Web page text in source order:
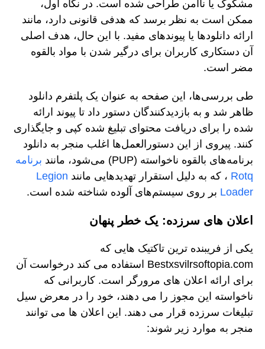
مشکوک یا ناامن طراحی شده است. در نگاه اول،
ممکن است به نظر برسد که هدفی قانونی دارد، مانند
ارائه دانلودها یا پیوندهای مفید. با این حال، هدف اصلی
آن دستکاری کاربران برای درگیر شدن با مواد بالقوه
مضر است.
طی بررسی‌ها، این صفحه به عنوان یک پلتفرم دانلود
ظاهر شد و به بازدیدکنندگان دستور داد تا پیوند ارائه
شده را برای دریافت محتوای تبلیغ شده کپی و جایگذاری
کنند. پیروی از این دستورالعمل‌ها اغلب منجر به دانلود
برنامه‌های بالقوه ناخواسته (PUP) می‌شود، مانند
برنامه
Rotq ، که به دلیل استقرار تهدیدهایی مانند Legion
Loader بر روی سیستم‌های آلوده شناخته شده است.
اعلان های سرزده: یک خطر پنهان
یکی از فریبنده ترین تاکتیک هایی که
Bestxsvilrsoftopia.com استفاده می کند درخواست آن
برای ارائه اعلان های مرورگر است. کاربرانی که
ناخواسته این مجوز را می دهند، خود را در معرض سیل
تبلیغات سرزده قرار می دهند. این اعلان ها می توانند
منجر به موارد زیر شوند: